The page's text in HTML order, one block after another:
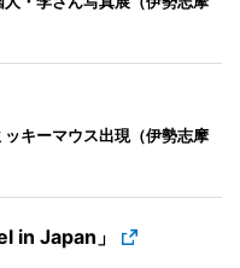
キーマウス出現（伊勢志摩
in Japan」